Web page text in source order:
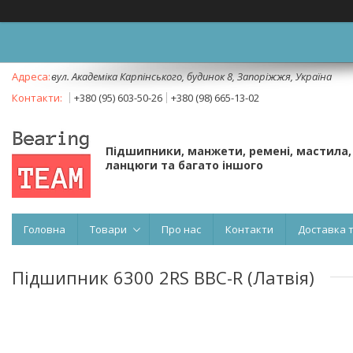
вул. Академіка Карпінського, будинок 8, Запоріжжя, Україна
+380 (95) 603-50-26
+380 (98) 665-13-02
Підшипники, манжети, ремені, мастила,
ланцюги та багато іншого
Головна Товари Про нас Контакти Доставка
Підшипник 6300 2RS BBC-R (Латвія)